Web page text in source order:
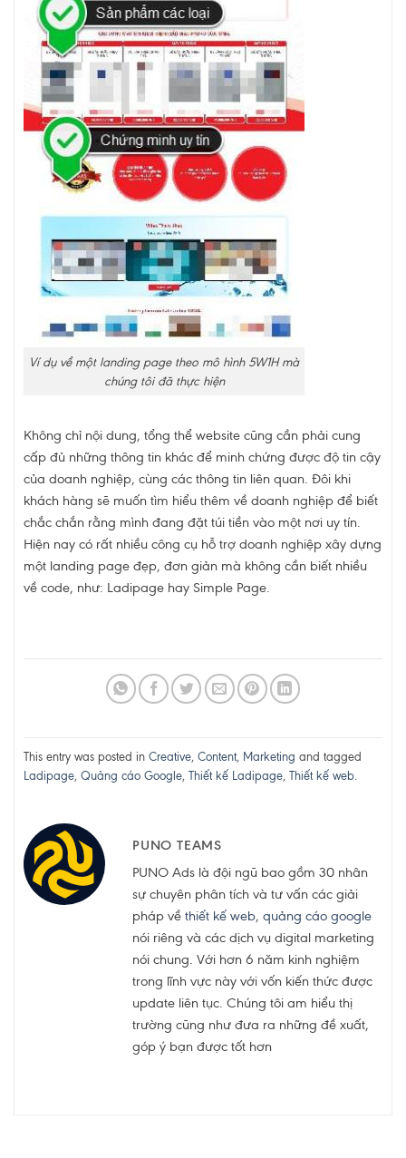
Ví dụ về một landing page theo mô hình 5W1H mà
chúng tôi đã thực hiện
Không chỉ nội dung, tổng thể website cũng cần phải cung
cấp đủ những thông tin khác để minh chứng được độ tin cậy
của doanh nghiệp, cùng các thông tin liên quan. Đôi khi
khách hàng sẽ muốn tìm hiểu thêm về doanh nghiệp để biết
chắc chắn rằng mình đang đặt túi tiền vào một nơi uy tín.
Hiện nay có rất nhiều công cụ hỗ trợ doanh nghiệp xây dựng
một landing page đẹp, đơn giản mà không cần biết nhiều
về code, như: Ladipage hay Simple Page.
This entry was posted in Creative, Content, Marketing and tagged
Ladipage, Quảng cáo Google, Thiết kế Ladipage, Thiết kế web.
PUNO TEAMS
PUNO Ads là đội ngũ bao gồm 30 nhân
sự chuyên phân tích và tư vấn các giải
pháp về thiết kế web, quảng cáo google
nói riêng và các dịch vụ digital marketing
nói chung. Với hơn 6 năm kinh nghiệm
trong lĩnh vực này với vốn kiến thức được
update liên tục. Chúng tôi am hiểu thị
trường cũng như đưa ra những đề xuất,
góp ý bạn được tốt hơn